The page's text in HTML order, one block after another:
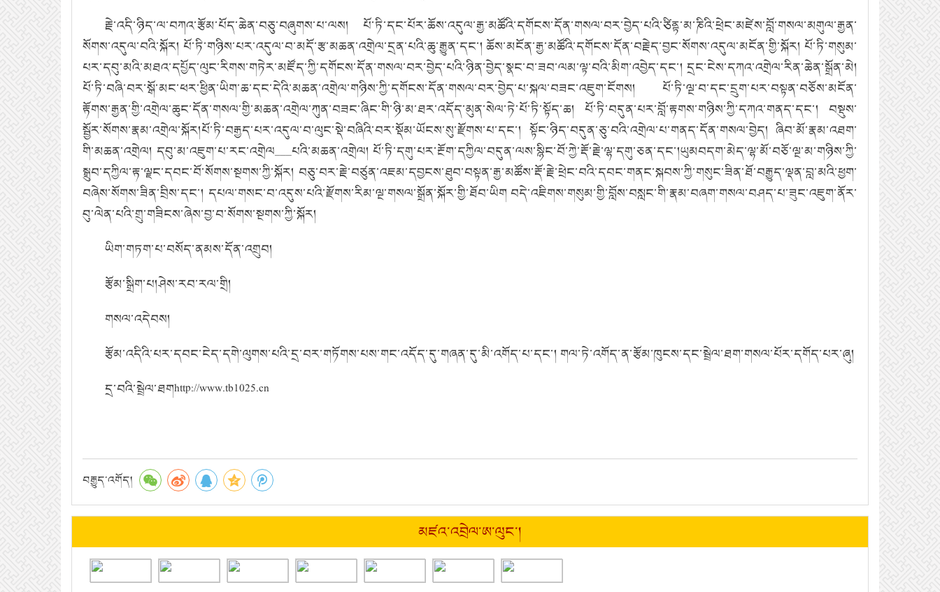
རྗེ་འདི་ཉིད་ལ་བཀའ་རྩོམ་པོད་ཆེན་བཅུ་བཞུགས་པ་ལས། པོ་ཏི་དང་པོར་ཆོས་འདུལ་རྒྱ་མཚོའི་དགོངས་དོན་གསལ་བར་བྱེད་པའི་ཙིནྟ་མ་ཎིའི་ཕྲེང་མཛེས་བློ་གསལ་མགུལ་རྒྱན་
སོགས་འདུལ་བའི་སྐོར། པོ་ཏི་གཉིས་པར་འདུལ་བ་མདོ་རྩ་མཆན་འགྲེལ་དྲན་པའི་ཆུ་རྒྱུན་དང་། ཆོས་མངོན་རྒྱ་མཚོའི་དགོངས་དོན་བརྗེད་བྱང་སོགས་འདུལ་མངོན་གྱི་སྐོར། པོ་ཏི་གསུམ་
པར་དབུ་མའི་མཐའ་དཔྱོད་ལུང་རིགས་གཏེར་མཛོད་ཀྱི་དགོངས་དོན་གསལ་བར་བྱེད་པའི་ཉིན་བྱེད་སྣང་བ་ཟབ་ལམ་ལྟ་བའི་མིག་འབྱེད་དང་། དྲང་ངེས་དཀའ་འགྲེལ་རིན་ཆེན་སྒྲོན་མེ།
པོ་ཏི་བཞི་བར་སྒོ་མང་ཕར་ཕྱིན་ཡིག་ཆ་དང་དེའི་མཆན་འགྲེལ་གཉིས་ཀྱི་དགོངས་དོན་གསལ་བར་བྱེད་པ་སྐལ་བཟང་འཇུག་ངོགས། པོ་ཏི་ལྔ་བ་དང་དྲུག་པར་བསྟན་བཅོས་མངོན་
རྟོགས་རྒྱན་གྱི་འགྲེལ་ཆུང་དོན་གསལ་གྱི་མཆན་འགྲེལ་ཀུན་བཟང་ཞིང་གི་ཉི་མ་ཐར་འདོད་མུན་སེལ་ཏེ་པོ་ཏི་སྟོད་ཆ། པོ་ཏི་བདུན་པར་བློ་རྟགས་གཉིས་ཀྱི་དཀའ་གནད་དང་། བསྡུས་
སྦྱོར་སོགས་རྣམ་འགྲེལ་སྐོར།པོ་ཏི་བརྒྱད་པར་འདུལ་བ་ལུང་སྡེ་བཞིའི་བར་སྡོམ་ཡོངས་སུ་རྫོགས་པ་དང་། སྟོང་ཉིད་བདུན་ཅུ་བའི་འགྲེལ་པ་གནད་དོན་གསལ་བྱེད། ཞིབ་མོ་རྣམ་འཐག་
གི་མཆན་འགྲེལ། དབུ་མ་འཇུག་པ་རང་འགྲེལ___པའི་མཆན་འགྲེལ། པོ་ཏི་དགུ་པར་རྔོག་དཀྱིལ་བདུན་ལས་སྙིང་བོ་ཀྱེ་རྡོ་རྗེ་ལྷ་དགུ་ཅན་དང་།ཡུམབདག་མེད་ལྷ་མོ་བཅོ་ལྔ་མ་གཉིས་ཀྱི་
སྒྲུབ་དཀྱིལ་རྟ་ལྗང་དབང་བོ་སོགས་སྔགས་ཀྱི་སྐོར། བཅུ་བར་རྗེ་བཙུན་འཇམ་དབྱངས་ཐུབ་བསྟན་རྒྱ་མཚོས་རྡོ་རྗེ་ཕྲེང་བའི་དབང་གནང་སྐབས་ཀྱི་གསུང་ཟིན་ཐོ་བརྒྱུད་ལྡན་བླ་མའི་ཕྱག་
བཞེས་སོགས་ཟིན་བྲིས་དང་། དཔལ་གསང་བ་འདུས་པའི་རྫོགས་རིམ་ལྔ་གསལ་སྒྲོན་སྐོར་གྱི་ཐོབ་ཡིག བདེ་འཇིགས་གསུམ་གྱི་བློས་བསླང་གི་རྣམ་བཞག་གསལ་བཤད་པ་ཟུང་འཇུག་ནོར་
བུ་ལེན་པའི་གྲུ་གཟིངས་ཞེས་བྱ་བ་སོགས་སྔགས་ཀྱི་སྐོར།
ཡིག་གཏག་པ་བསོད་ནམས་དོན་འགྲུབ།
རྩོམ་སྒྲིག་པ།ཤེས་རབ་རལ་གྲི།
གསལ་འདེབས།
རྩོམ་འདིའི་པར་དབང་ངེད་དགེ་ལུགས་པའི་དྲ་བར་གཏོགས་པས་གང་འདོད་དུ་གཞན་དུ་མི་འགོད་པ་དང་། གལ་ཏེ་འགོད་ན་རྩོམ་ཁུངས་དང་སྦྲེལ་ཐག་གསལ་པོར་དགོད་པར་ཞུ།
དྲ་བའི་སྦྲེལ་ཐགhttp://www.tb1025.cn
བརྒྱུད་འགོད།
མཛའ་འབྲེལ་ཨ་ལུང་།